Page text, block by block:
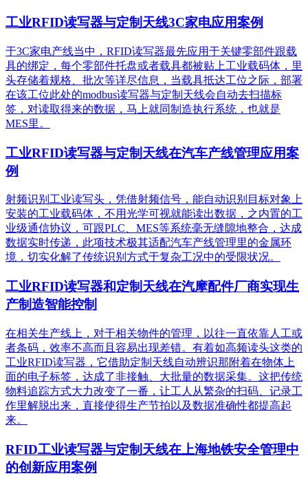
工业RFID读写器与定制天线3C家电应用案例
于3C家电产线当中，RFID读写器最先应用于关键零部件跟载
具的绑定，每个零部件托盘或者载具都被贴上工业载码体，里
头存储着规格、批次等详尽信息，当载具抵达工位之际，部署
在该工位此处的modbus读写器与定制天线会自动去扫描标
签，对读取得来的数据，马上就同制造执行系统，也就是
MES里。
工业RFID读写器与定制天线在汽车产线管理应用案
例
射频识别工业读写头，凭借射频信号，能自动识别目标对象上
安装的工业载码体，不用光学可视就能读出数据，之内置的工
业级通信协议，可跟PLC、MES等系统毫无缝隙地整合，达成
数据实时传递，此项技术极其适配汽车产线管理里的金属环
境，切实化解了传统识别方式于复杂工况中的受限状况。
工业RFID读写器和定制天线在汽摩配件厂商实现生
产制造智能控制
在相关生产线上，对于相关物件的管理，以往一直依靠人工或
者条码，效率不高而且容易出现差错。有着如高频读头这类的
工业RFID读写器，它借助定制天线自动辨识那附着在物体上
面的电子标签，达成了非接触、大批量的数据采集。这把传统
物料追踪方式大力改变了一番，让工人从繁杂的扫码、记录工
作里解脱出来，直接使得生产节拍以及数据准确性都提高起
来。
RFID工业读写器与定制天线在上海地铁安全管理中
的创新应用案例